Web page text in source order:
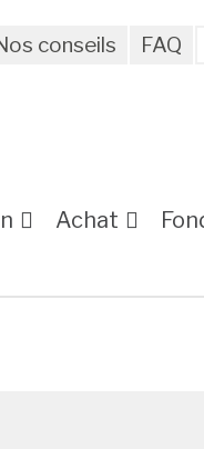
conseils FAQ
Achat